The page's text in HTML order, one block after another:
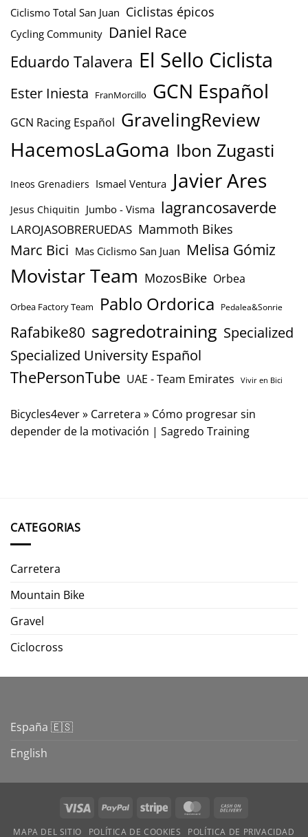
Ciclismo Total San Juan Ciclistas épicos
Cycling Community Daniel Race
Eduardo Talavera El Sello Ciclista
Ester Iniesta FranMorcillo GCN Español
GCN Racing Español GravelingReview
HacemosLaGoma Ibon Zugasti
Ineos Grenadiers Ismael Ventura Javier Ares
Jesus Chiquitin Jumbo - Visma lagrancosaverde
LAROJASOBRERUEDAS Mammoth Bikes
Marc Bici Mas Ciclismo San Juan Melisa Gómiz
Movistar Team MozosBike Orbea
Orbea Factory Team Pablo Ordorica Pedalea&Sonrie
Rafabike80 sagredotraining Specialized
Specialized University Español
ThePersonTube UAE - Team Emirates Vivir en Bici
Bicycles4ever» Carretera » Cómo progresar sin
depender de la motivación | Sagredo Training
CATEGORIAS
Carretera
Mountain Bike
Gravel
Ciclocross
España 🇪🇸
English
Visa PayPal Stripe MasterCard
MAPA DEL SITIO POLÍTICA DE COOKIES POLÍTICA DE PRIVACIDAD